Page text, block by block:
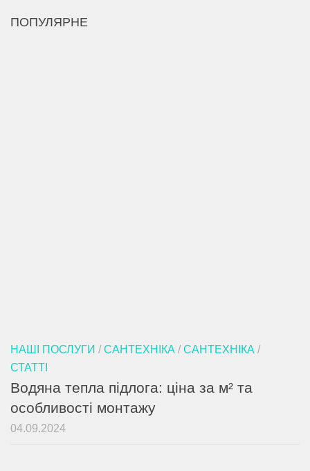
ПОПУЛЯРНЕ
НАШІ ПОСЛУГИ / САНТЕХНІКА / САНТЕХНІКА /
СТАТТІ
Водяна тепла підлога: ціна за м² та
особливості монтажу
04.09.2024